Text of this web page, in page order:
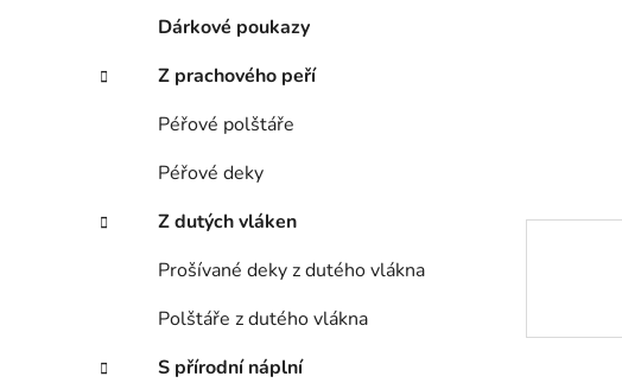
n
e
e
Dárkové poukazy
Z prachového peří
Péřové polštáře
Péřové deky
Z dutých vláken
Prošívané deky z dutého vlákna
Polštáře z dutého vlákna
S přírodní náplní